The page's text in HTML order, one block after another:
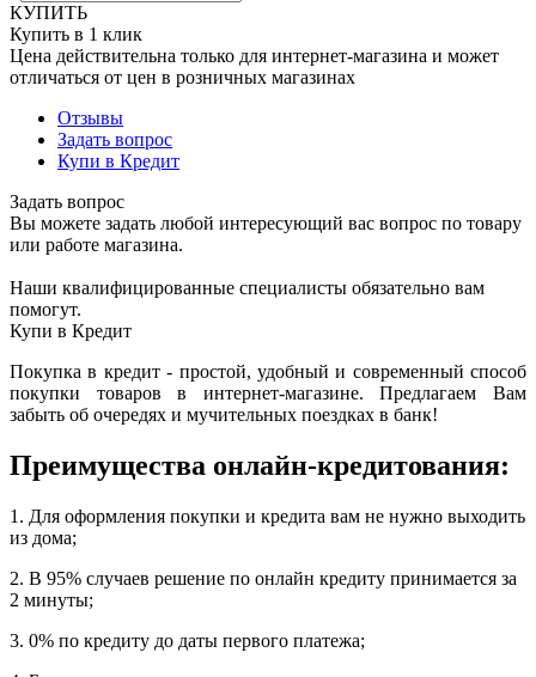
КУПИТЬ
Купить в 1 клик
Цена действительна только для интернет-магазина и может
отличаться от цен в розничных магазинах
Отзывы
Задать вопрос
Купи в Кредит
Задать вопрос
Вы можете задать любой интересующий вас вопрос по товару
или работе магазина.
Наши квалифицированные специалисты обязательно вам
помогут.
Купи в Кредит
Покупка в кредит - простой, удобный и современный способ
покупки товаров в интернет-магазине. Предлагаем Вам
забыть об очередях и мучительных поездках в банк!
Преимущества онлайн-кредитования:
1. Для оформления покупки и кредита вам не нужно выходить
из дома;
2. В 95% случаев решение по онлайн кредиту принимается за
2 минуты;
3. 0% по кредиту до даты первого платежа;